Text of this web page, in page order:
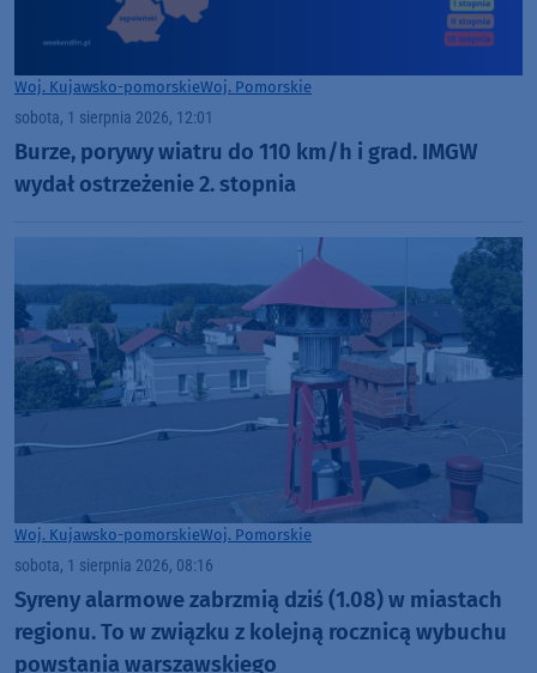
Woj. Kujawsko-pomorskieWoj. Pomorskie
sobota, 1 sierpnia 2026, 12:01
Burze, porywy wiatru do 110 km/h i grad. IMGW
wydał ostrzeżenie 2. stopnia
Woj. Kujawsko-pomorskieWoj. Pomorskie
sobota, 1 sierpnia 2026, 08:16
Syreny alarmowe zabrzmią dziś (1.08) w miastach
regionu. To w związku z kolejną rocznicą wybuchu
powstania warszawskiego